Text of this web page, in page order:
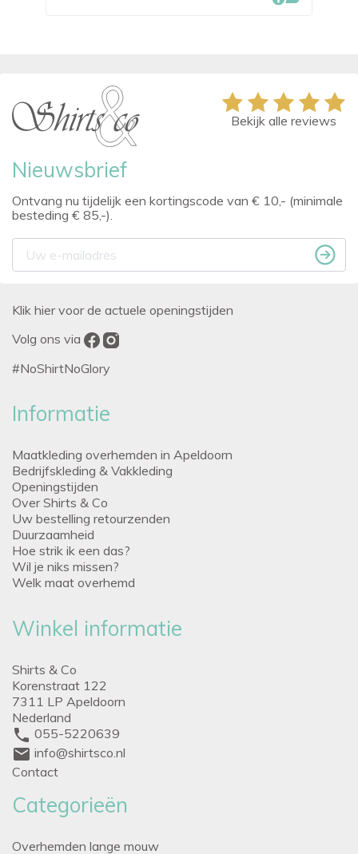
Nieuwsbrief
Ontvang nu tijdelijk een kortingscode van € 10,- (minimale
besteding € 85,-).
Bekijk alle reviews
Klik hier voor de actuele openingstijden
Volg ons via
#NoShirtNoGlory
Informatie
Maatkleding overhemden in Apeldoorn
Bedrijfskleding & Vakkleding
Openingstijden
Over Shirts & Co
Uw bestelling retourzenden
Duurzaamheid
Hoe strik ik een das?
Wil je niks missen?
Welk maat overhemd
Winkel informatie
Shirts & Co
Korenstraat 122
7311 LP Apeldoorn
Nederland
phone 055-5220639
mail info@shirtsco.nl
Contact
Categorieën
Overhemden lange mouw